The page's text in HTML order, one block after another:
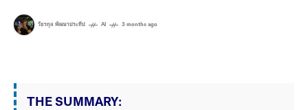
วัชรกุล พัฒนาประทีป AI 3 months ago
THE SUMMARY: